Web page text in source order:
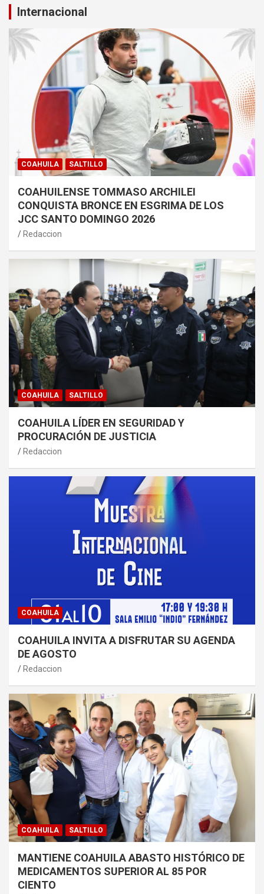
Internacional
COAHUILA SALTILLO
COAHUILENSE TOMMASO ARCHILEI
CONQUISTA BRONCE EN ESGRIMA DE LOS
JCC SANTO DOMINGO 2026
Redaccion
COAHUILA SALTILLO
COAHUILA LÍDER EN SEGURIDAD Y
PROCURACIÓN DE JUSTICIA
Redaccion
COAHUILA
COAHUILA INVITA A DISFRUTAR SU AGENDA
DE AGOSTO
Redaccion
COAHUILA SALTILLO
MANTIENE COAHUILA ABASTO HISTÓRICO DE
MEDICAMENTOS SUPERIOR AL 85 POR
CIENTO